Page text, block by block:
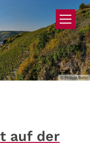
© Philipp Bohn
auf der